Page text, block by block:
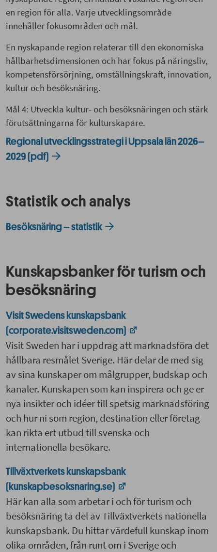
en region för alla. Varje utvecklingsområde
innehåller fokusområden och mål.
En nyskapande region relaterar till den ekonomiska
hållbarhetsdimensionen och har fokus på näringsliv,
kompetensförsörjning, omställningskraft, innovation,
kultur och besöksnäring.
Mål 4: Utveckla kultur- och besöksnäringen och stärk
förutsättningarna för kulturskapare.
Regional utvecklingsstrategi i Uppsala län 2026–
2029 (pdf)
Statistik och analys
Besöksnäring – statistik
Kunskapsbanker för turism och
besöksnäring
Visit Swedens kunskapsbank
(corporate.visitsweden.com)
Visit Sweden har i uppdrag att marknadsföra det
hållbara resmålet Sverige. Här delar de med sig
av sina kunskaper om målgrupper, budskap och
kanaler. Kunskapen som kan inspirera och ge er
nya insikter och idéer till spetsig marknadsföring
och hur ni som region, destination eller företag
kan rikta ert utbud till svenska och
internationella besökare.
Tillväxtverkets kunskapsbank
(kunskapbesoksnaring.se)
Här kan alla som arbetar i och för turism och
besöksnäring ta del av Tillväxtverkets nationella
kunskapsbank. Du hittar värdefull kunskap inom
olika områden, från runt om i Sverige och